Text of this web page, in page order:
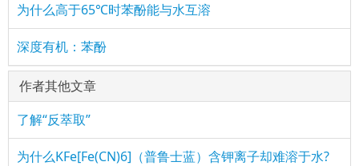
为什么高于65℃时苯酚能与水互溶
深度有机：苯酚
作者其他文章
了解“反萃取”
为什么KFe[Fe(CN)6]（普鲁士蓝）含钾离子却难溶于水?